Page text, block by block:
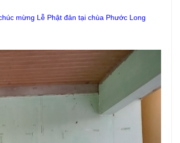
mừng Lễ Phật đản tại chùa Phước Long